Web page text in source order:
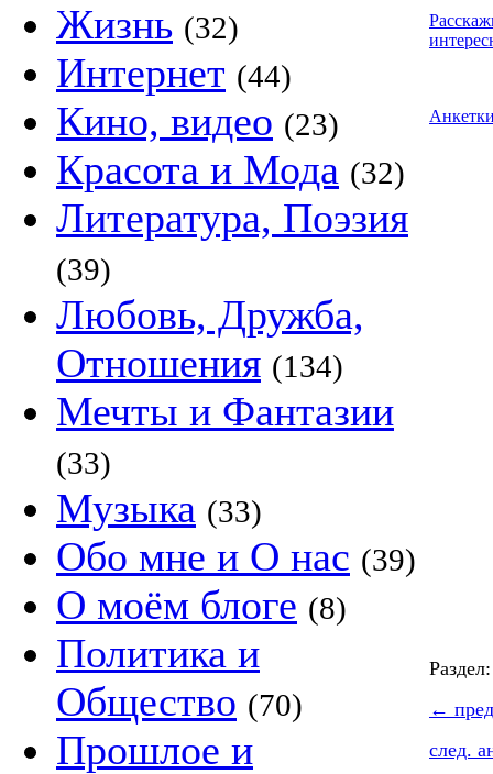
Жизнь (32)
Интернет (44)
Кино, видео (23)
Красота и Мода (32)
Литература, Поэзия
(39)
Любовь, Дружба,
Отношения (134)
Мечты и Фантазии
(33)
Музыка (33)
Обо мне и О нас (39)
О моём блоге (8)
Политика и
Общество (70)
Прошлое и
←
след.